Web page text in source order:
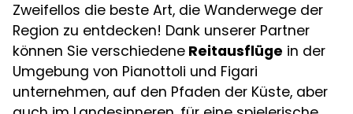
Der Campingplatz Le Damier ist genau wie
Korsika: authentisch. Wenn Sie auf dem
Campingplatz le Damier buchen, steht Ihnen
der ganze Süden Korsikas offen und alle
Freuden eines Urlaubs am Meer. Die Region
Zweifellos die beste Art, die Wanderwege der
Region zu entdecken! Dank unserer Partner
können Sie verschiedene Reitausflüge in der
Umgebung von Pianottoli und Figari
unternehmen, auf den Pfaden der Küste, aber